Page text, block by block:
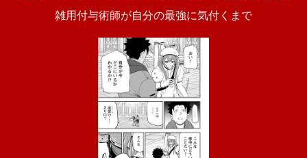
雑用付与術師が自分の最強に気付くまで